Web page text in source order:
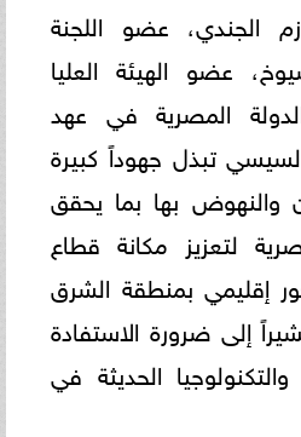
الجندي، عضو اللجنة
عضو الهيئة العليا
المصرية في عهد
تبذل جهوداً كبيرة
والنهوض بها بما يحقق
لتعزيز مكانة قطاع
إقليمي بمنطقة الشرق
إلى ضرورة الاستفادة
الحديثة في